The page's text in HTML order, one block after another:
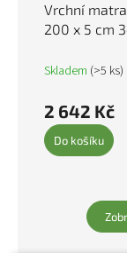
Vrchní
200 x 5 cm
Skladem (>5 ks)
2 642 Kč
Do košíku